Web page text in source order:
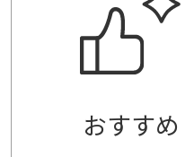
おすすめ